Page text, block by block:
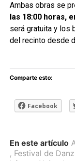
Ambas obras se
las 18:00 horas,
será gratuita y los
del recinto desde
Comparte esto:
Facebook
En este artículo
, Festival de